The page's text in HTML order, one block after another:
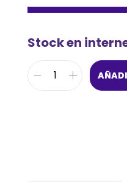
Stock en